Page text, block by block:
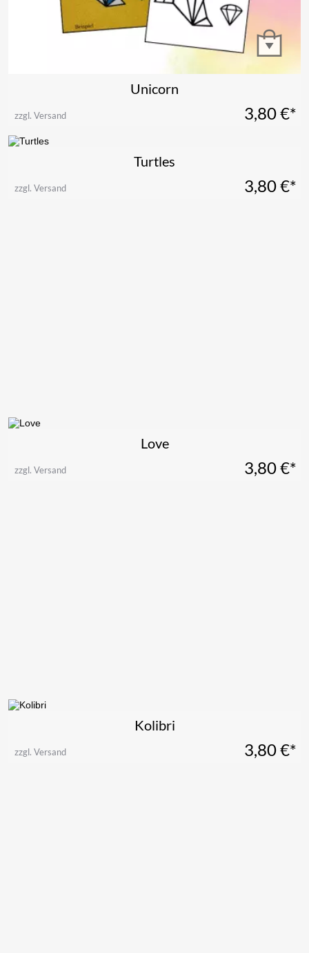
Unicorn
zzgl. Versand 3,80€*
Turtles
zzgl. Versand 3,80€*
Love
zzgl. Versand 3,80€*
Kolibri
zzgl. Versand 3,80€*